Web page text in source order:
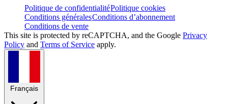
Politique de confidentialitéPolitique cookies
Conditions généralesConditions d’abonnement
Conditions de vente
This site is protected by reCAPTCHA, and the Google Privacy
Policy and Terms of Service apply.
Français